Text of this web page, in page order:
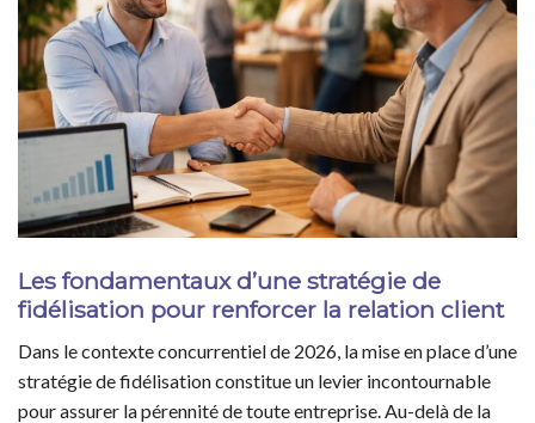
Les fondamentaux d’une stratégie de
fidélisation pour renforcer la relation client
Dans le contexte concurrentiel de 2026, la mise en place d’une
stratégie de fidélisation constitue un levier incontournable
pour assurer la pérennité de toute entreprise. Au-delà de la